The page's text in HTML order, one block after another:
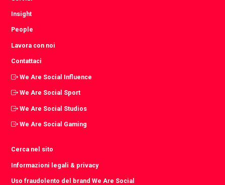
Insight
People
Lavora con noi
Contattaci
We Are Social Influence
We Are Social Sport
We Are Social Studios
We Are Social Gaming
Cerca nel sito
Informazioni legali & privacy
Uso fraudolento del brand We Are Social